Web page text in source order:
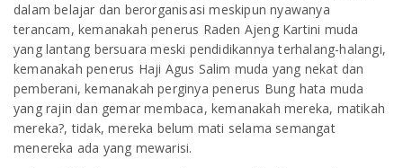
dalam belajar dan berorganisasi meskipun nyawanya
terancam, kemanakah penerus Raden Ajeng Kartini muda
yang lantang bersuara meski pendidikannya terhalang-halangi,
kemanakah penerus Haji Agus Salim muda yang nekat dan
pemberani, kemanakah perginya penerus Bung hata muda
yang rajin dan gemar membaca, kemanakah mereka, matikah
mereka?, tidak, mereka belum mati selama semangat
menereka ada yang mewarisi.